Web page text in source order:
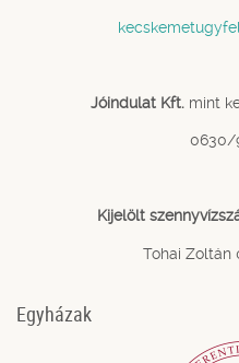
Jóindulat Kft. mint
0630/
Kijelölt
Tohai Zoltán
Egyházak